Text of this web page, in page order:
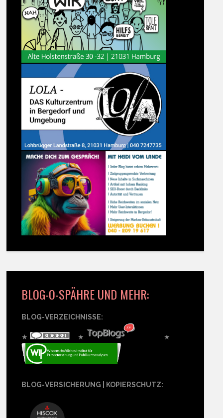
BLOG-O-SPÄHRE UND MEHR:
BLOG-VERZEICHNISSE:
★ ★ ★
BLOG-VERSICHERUNG | KOPIERSCHUTZ: